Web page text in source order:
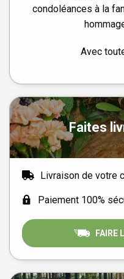
condoléances à la
Avec
Faites
Livraison de votre
Paiement 100%
FAIRE